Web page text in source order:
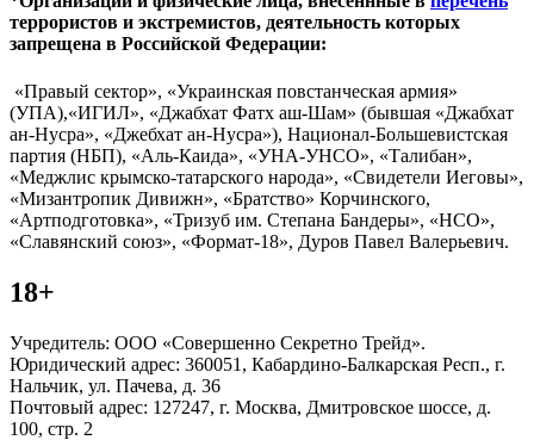
террористов и экстремистов, деятельность которых
запрещена в Российской Федерации:
«Правый сектор», «Украинская повстанческая армия»
(УПА),«ИГИЛ», «Джабхат Фатх аш-Шам» (бывшая «Джабхат
ан-Нусра», «Джебхат ан-Нусра»), Национал-Большевистская
партия (НБП), «Аль-Каида», «УНА-УНСО», «Талибан»,
«Меджлис крымско-татарского народа», «Свидетели Иеговы»,
«Мизантропик Дивижн», «Братство» Корчинского,
«Артподготовка», «Тризуб им. Степана Бандеры», «НСО»,
«Славянский союз», «Формат-18», Дуров Павел Валерьевич.
18+
Учредитель: ООО «Совершенно Секретно Трейд».
Юридический адрес: 360051, Кабардино-Балкарская Респ., г.
Нальчик, ул. Пачева, д. 36
Почтовый адрес: 127247, г. Москва, Дмитровское шоссе, д.
100, стр. 2